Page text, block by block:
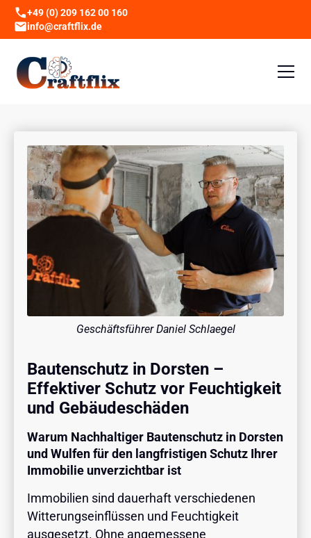
+49 (0) 209 162 00 160
info@craftflix.de
Bautenschutz in Dorsten –
Effektiver Schutz vor Feuchtigkeit
und Gebäudeschäden
Warum Nachhaltiger Bautenschutz in Dorsten
und Wulfen für den langfristigen Schutz Ihrer
Immobilie unverzichtbar ist
Immobilien sind dauerhaft verschiedenen
Witterungseinflüssen und Feuchtigkeit
ausgesetzt. Ohne angemessene
Geschäftsführer Daniel Schlaegel